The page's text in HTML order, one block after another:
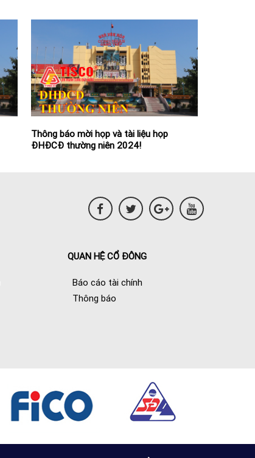
Thông báo mời họp và tài liệu họp
ĐHĐCĐ thường niên 2024!
Biên bản và Nghị quyết ĐHĐCĐ thường
niên 2022!
QUAN HỆ CỔ ĐÔNG
Báo cáo tài chính
Thông báo